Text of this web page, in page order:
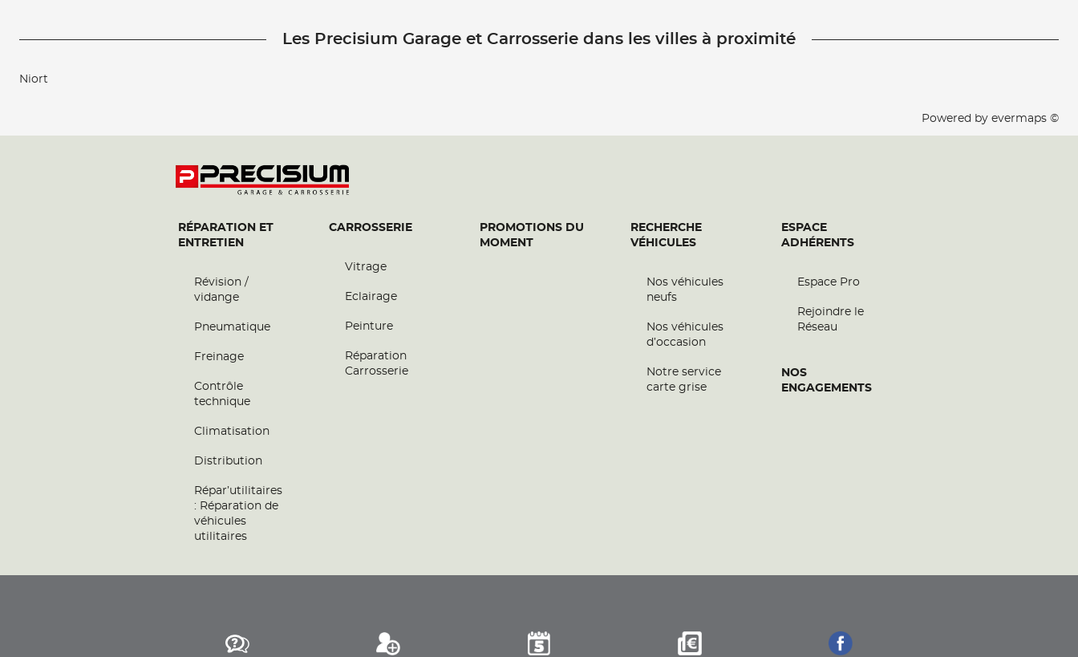
Les Precisium Garage et Carrosserie dans les villes à proximité
Niort
Powered by evermaps ©
RÉPARATION ET
ENTRETIEN
Révision /
vidange
Pneumatique
Freinage
Contrôle
technique
Climatisation
Distribution
Répar’utilitaires
: Réparation de
véhicules
utilitaires
CARROSSERIE
Vitrage
Eclairage
Peinture
Réparation
Carrosserie
PROMOTIONS DU
MOMENT
RECHERCHE
VÉHICULES
Nos véhicules
neufs
Nos véhicules
d’occasion
Notre service
carte grise
ESPACE
ADHÉRENTS
Espace Pro
Rejoindre le
Réseau
NOS
ENGAGEMENTS